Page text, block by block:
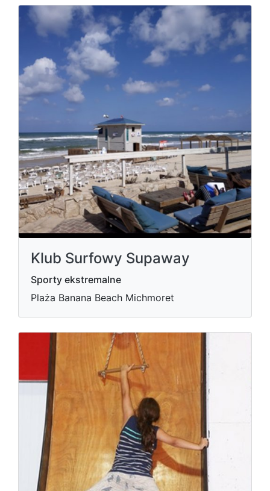
Klub Surfowy Supaway
Sporty ekstremalne
Plaża Banana Beach Michmoret